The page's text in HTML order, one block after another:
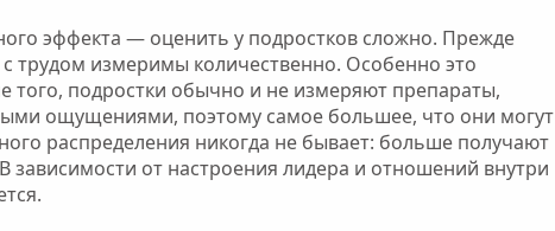
эффекта — оценить у подростков сложно. Прежде
трудом измеримы количественно. Особенно это
того, подростки обычно и не измеряют препараты,
ощущениями, поэтому самое большее, что они могут
распределения никогда не бывает: больше получают
от настроения лидера и отношений внутри